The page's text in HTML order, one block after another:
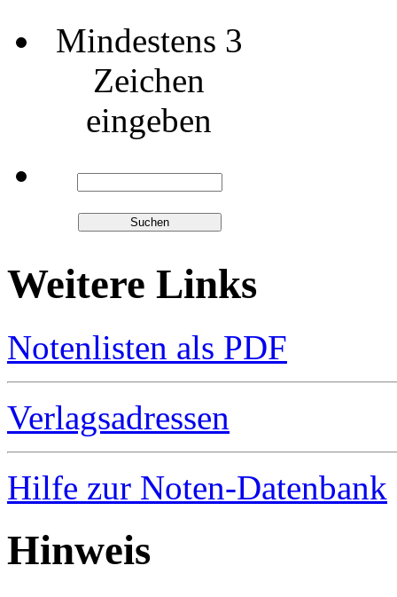
Mindestens 3
Zeichen
eingeben
Weitere Links
Notenlisten als PDF
Verlagsadressen
Hilfe zur Noten-Datenbank
Hinweis